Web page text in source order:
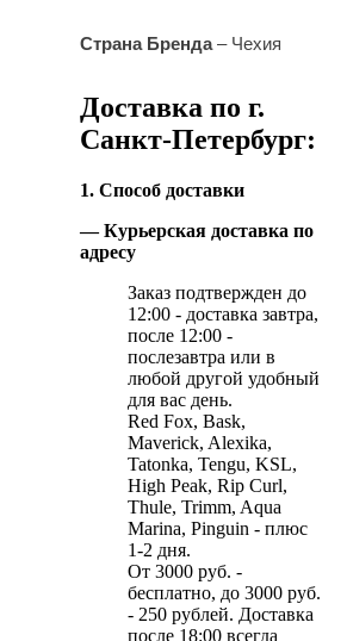
Страна Бренда– Чехия
Доставка по г.
Санкт-Петербург:
1. Способ доставки
— Курьерская доставка по
адресу
Заказ подтвержден до
12:00 - доставка завтра,
после 12:00 -
послезавтра или в
любой другой удобный
для вас день.
Red Fox, Bask,
Maverick, Alexika,
Tatonka, Tengu, KSL,
High Peak, Rip Curl,
Thule, Trimm, Aqua
Marina, Pinguin - плюс
1-2 дня.
От 3000 руб. -
бесплатно, до 3000 руб.
- 250 рублей. Доставка
после 18:00 всегда